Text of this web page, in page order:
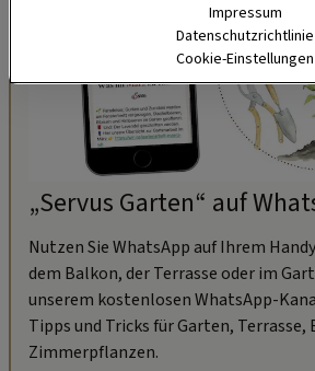
„Servus Garten“ auf
Nutzen Sie WhatsApp auf Ihrem
dem Balkon, der Terrasse oder im
unserem kostenlosen WhatsApp-
Tipps und Tricks für Garten, Terrasse,
Zimmerpflanzen.
Impressum
Datenschutzrichtlinie
Cookie-Einstellungen